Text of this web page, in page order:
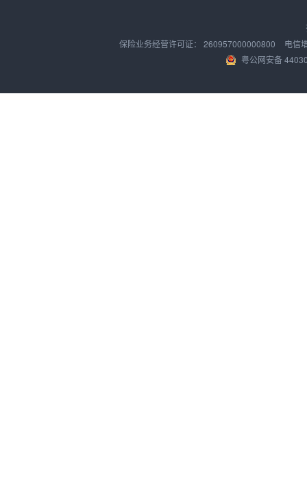
保险业务经营许可证： 260957000000800
电信
粤公网安备